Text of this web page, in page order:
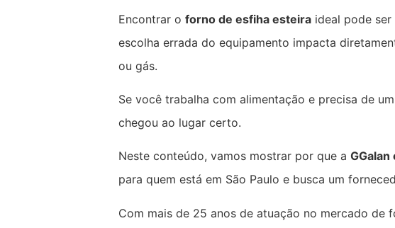
Encontrar o forno de esfiha esteira ideal pode
escolha errada do equipamento impacta
ou gás.
Se você trabalha com alimentação e precisa de
chegou ao lugar certo.
Neste conteúdo, vamos mostrar por que a
para quem está em São Paulo e busca um
Com mais de 25 anos de atuação no mercado de